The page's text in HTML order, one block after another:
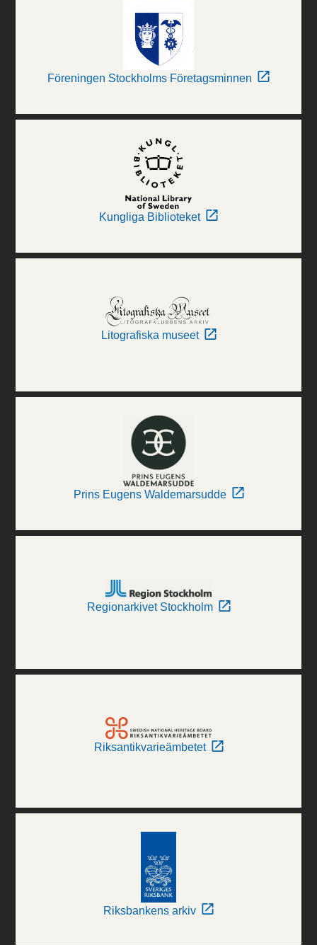
Föreningen Stockholms Företagsminnen
Kungliga Biblioteket
Litografiska museet
Prins Eugens Waldemarsudde
Regionarkivet Stockholm
Riksantikvarieämbetet
Riksbankens arkiv